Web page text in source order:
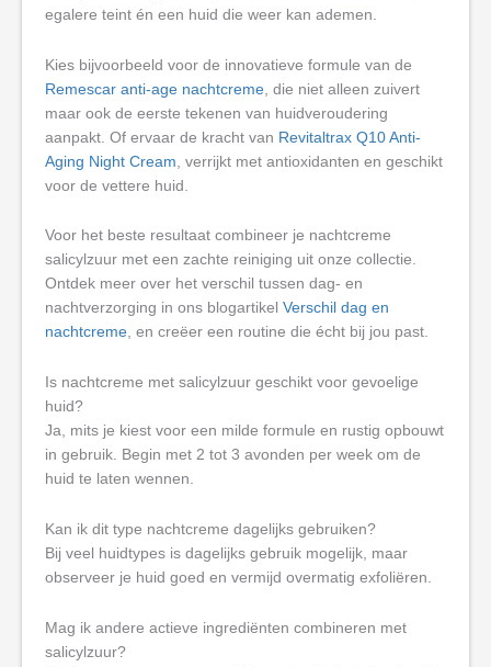
egalere teint én een huid die weer kan ademen.
Kies bijvoorbeeld voor de innovatieve formule van de
Remescar anti-age nachtcreme , die niet alleen zuivert
maar ook de eerste tekenen van huidveroudering
aanpakt. Of ervaar de kracht van Revitaltrax Q10 Anti-
Aging Night Cream , verrijkt met antioxidanten en geschikt
voor de vettere huid.
Voor het beste resultaat combineer je nachtcreme
salicylzuur met een zachte reiniging uit onze collectie.
Ontdek meer over het verschil tussen dag- en
nachtverzorging in ons blogartikel Verschil dag en
nachtcreme, en creëer een routine die écht bij jou past.
Is nachtcreme met salicylzuur geschikt voor gevoelige
huid?
Ja, mits je kiest voor een milde formule en rustig opbouwt
in gebruik. Begin met 2 tot 3 avonden per week om de
huid te laten wennen.
Kan ik dit type nachtcreme dagelijks gebruiken?
Bij veel huidtypes is dagelijks gebruik mogelijk, maar
observeer je huid goed en vermijd overmatig exfoliëren.
Mag ik andere actieve ingrediënten combineren met
salicylzuur?